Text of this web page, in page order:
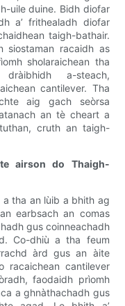
uile duine. Bidh diofar
a’ frithealadh diofar
taigh-bathair.
siostaman racaidh as
sholaraichean tha
a-steach,
cantilever. Tha
aig gach seòrsa
an tè cheart a
cruth an taigh-
airson do Thaigh-
tha an lùib a bhith ag
earbsach an comas
gus coinneachadh
Co-dhiù a tha feum
àrd gus an àite
racaichean cantilever
faodaidh prìomh
a ghnàthachadh gus